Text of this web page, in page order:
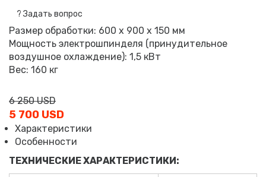
?Задать вопрос
Размер обработки: 600 х 900 х 150 мм
Мощность электрошпинделя (принудительное
воздушное охлаждение): 1,5 кВт
Вес: 160 кг
6 250 USD
5 700 USD
Характеристики
Особенности
ТЕХНИЧЕСКИЕ ХАРАКТЕРИСТИКИ: